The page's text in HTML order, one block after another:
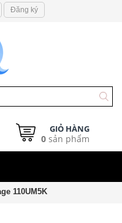
Đăng ký
GIỎ HÀNG
0sản phẩm
110UM5K